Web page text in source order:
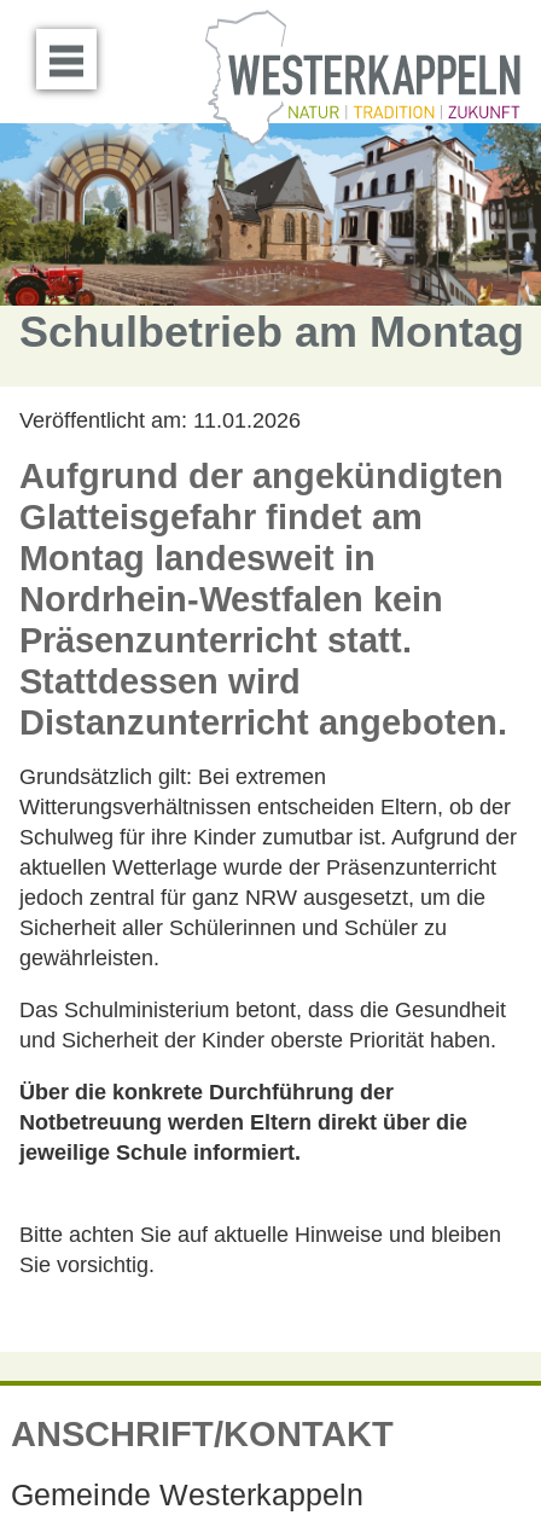
Menü öffnen
Schulbetrieb am Montag
Veröffentlicht am: 11.01.2026
Aufgrund der angekündigten
Glatteisgefahr findet am
Montag landesweit in
Nordrhein-Westfalen kein
Präsenzunterricht statt.
Stattdessen wird
Distanzunterricht angeboten.
Grundsätzlich gilt: Bei extremen
Witterungsverhältnissen entscheiden Eltern, ob der
Schulweg für ihre Kinder zumutbar ist. Aufgrund der
aktuellen Wetterlage wurde der Präsenzunterricht
jedoch zentral für ganz NRW ausgesetzt, um die
Sicherheit aller Schülerinnen und Schüler zu
gewährleisten.
Das Schulministerium betont, dass die Gesundheit
und Sicherheit der Kinder oberste Priorität haben.
Über die konkrete Durchführung der
Notbetreuung werden Eltern direkt über die
jeweilige Schule informiert.
Bitte achten Sie auf aktuelle Hinweise und bleiben
Sie vorsichtig.
ANSCHRIFT/KONTAKT
Gemeinde Westerkappeln